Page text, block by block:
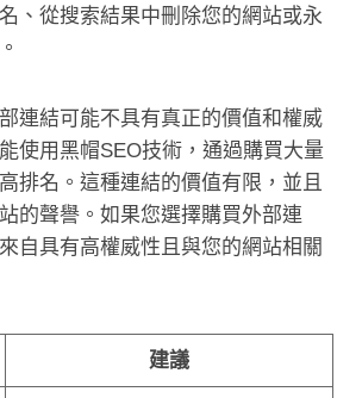
、從搜索結果中刪除您的網站或永
連結可能不具有真正的價值和權威
使用黑帽SEO技術，通過購買大量
排名。這種連結的價值有限，並且
的聲譽。如果您選擇購買外部連
自具有高權威性且與您的網站相關
建議